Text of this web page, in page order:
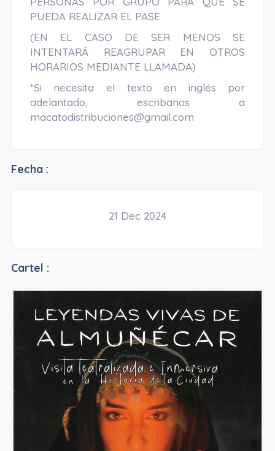
PUEDA REALIZAR EL PASE
(EN EL CASO DE SER MENOS SE
INTENTARÁ REAGRUPAR EN OTROS
HORARIOS MEDIANTE LLAMADA)
*Si necesita el texto en inglés por
adelantado, escribanos a
macatodistribuciones@gmail.com
Fecha :
21 Dec 2024
Cartel :